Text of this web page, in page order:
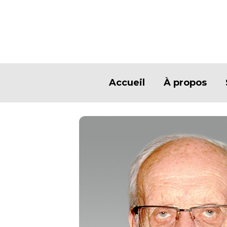
Accueil À propos